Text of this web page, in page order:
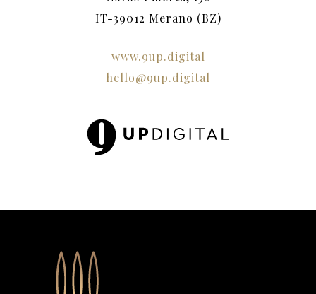
IT-39012 Merano (BZ)
www.9up.digital
hello@9up.digital